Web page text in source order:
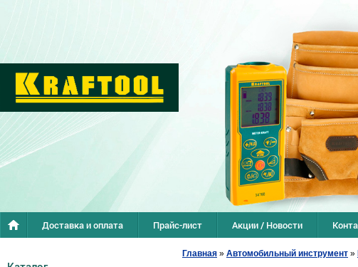
Доставка и оплата Прайс-лист Акции / Новости
Главная » Автомобильный инструмент »